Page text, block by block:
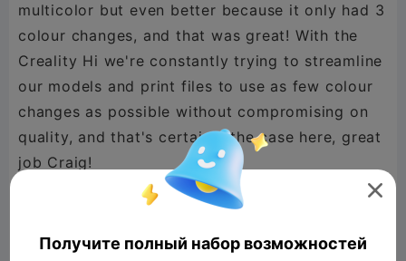
multicolor but even better because it only had 3
colour changes, and that was great! With the
Creality Hi we're constantly trying to streamline
our models and print files to use as few colour
changes as possible without compromising on
quality, and that's certainly the case here, great
@CCS Interpretations

Получите полный набор возможностей